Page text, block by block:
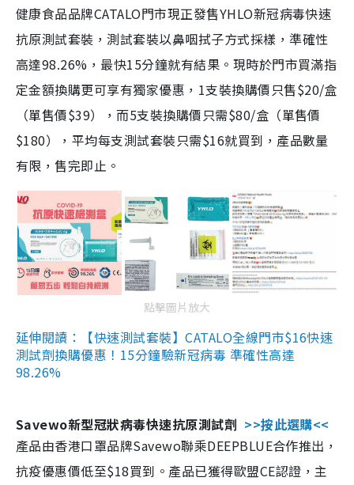
健康食品品牌CATALO門市現正發售YHLO新冠病毒快速
抗原測試套裝，測試套裝以鼻咽拭子方式採樣，準確性
高達98.26%，最快15分鐘就有結果。現時於門市買滿指
定金額換購更可享有獨家優惠，1支裝換購價只售$20/盒
（單售價$39），而5支裝換購價只需$80/盒（單售價
$180），平均每支測試套裝只需$16就買到，產品數量
有限，售完即止。
點擊圖片放大
延伸閱讀：【快速測試套裝】CATALO全線門市$16快速
測試劑換購優惠！15分鐘驗新冠病毒 準確性高達
98.26%
Savewo新型冠狀病毒快速抗原測試劑 >>按此選購<<
產品由香港口罩品牌Savewo聯乘DEEPBLUE合作推出，
抗疫優惠價低至$18買到。產品已獲得歐盟CE認證，主